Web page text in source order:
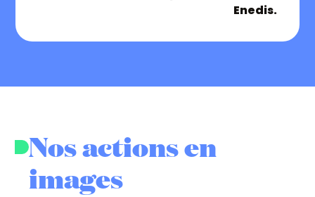
Enedis.
Nos actions en
images